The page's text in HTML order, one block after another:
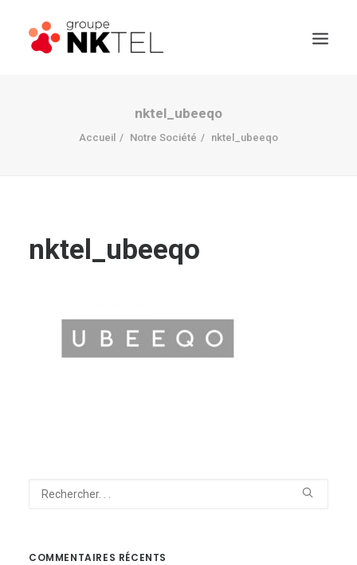
nktel_ubeeqo
Accueil Notre Société nktel_ubeeqo
nktel_ubeeqo
COMMENTAIRES RÉCENTS